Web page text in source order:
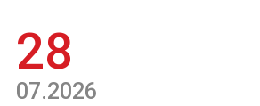
28
07.2026